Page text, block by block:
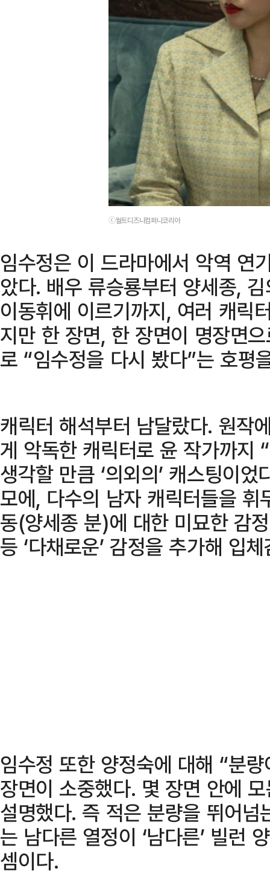
ⓒ월트디즈니컴퍼니코리아
임수정은 이 드라마에서 악역 연
았다. 배우 류승룡부터 양세종,
이동휘에 이르기까지, 여러 캐릭
지만 한 장면, 한 장면이 명장면
로 “임수정을 다시 봤다”는 호평
캐릭터 해석부터 남달랐다. 원작
게 악독한 캐릭터로 윤 작가까지
생각할 만큼 ‘의외의’ 캐스팅이었
모에, 다수의 남자 캐릭터들을
동(양세종 분)에 대한 미묘한 감
등 ‘다채로운’ 감정을 추가해 입
임수정 또한 양정숙에 대해 “분
장면이 소중했다. 몇 장면 안에
설명했다. 즉 적은 분량을 뛰어
는 남다른 열정이 ‘남다른’ 빌런
셈이다.